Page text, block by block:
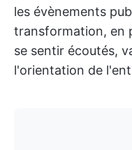
les évènements
transformation, en
se sentir écoutés,
l'orientation de